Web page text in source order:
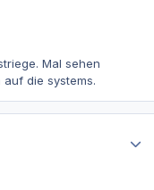
Mal sehen
die systems.